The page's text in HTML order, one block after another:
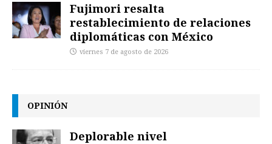
Fujimori resalta
restablecimiento de relaciones
diplomáticas con México
viernes 7 de agosto de 2026
OPINIÓN
Deplorable nivel